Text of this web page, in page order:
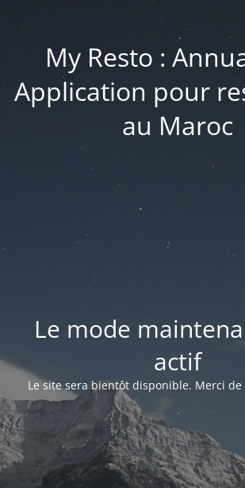
My Resto :
Application pour
au Maroc
Le mode
actif
Le site sera bientôt disponible. Merci